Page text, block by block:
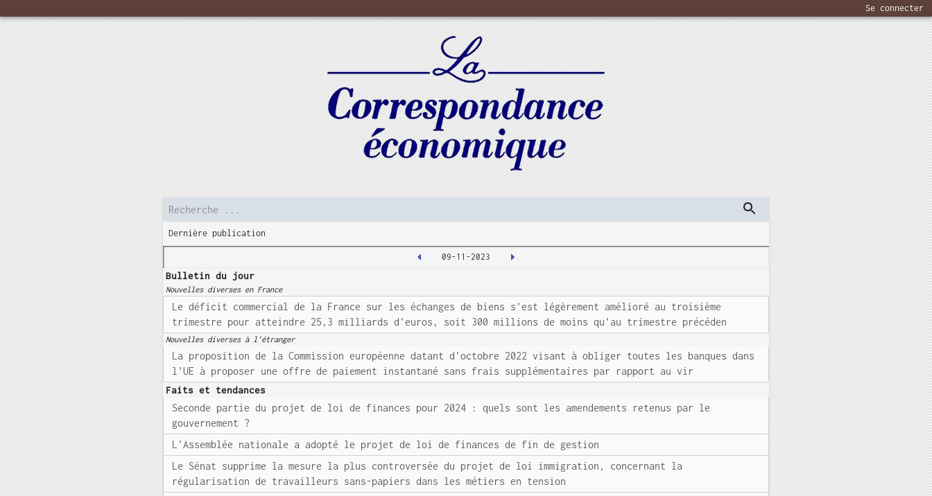
Se connecter
Dernière publication
09-11-2023
Bulletin du jour
Nouvelles diverses en France
Le déficit commercial de la France sur les échanges de biens s'est légèrement amélioré au troisième
trimestre pour atteindre 25,3 milliards d'euros, soit 300 millions de moins qu'au trimestre précéden
Nouvelles diverses à l'étranger
La proposition de la Commission européenne datant d'octobre 2022 visant à obliger toutes les banques dans
l'UE à proposer une offre de paiement instantané sans frais supplémentaires par rapport au vir
Faits et tendances
Seconde partie du projet de loi de finances pour 2024 : quels sont les amendements retenus par le
gouvernement ?
L'Assemblée nationale a adopté le projet de loi de finances de fin de gestion
Le Sénat supprime la mesure la plus controversée du projet de loi immigration, concernant la
régularisation de travailleurs sans-papiers dans les métiers en tension